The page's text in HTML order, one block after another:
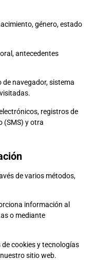
género, estado
antecedentes
de navegador, sistema
registros de
(SMS) y otra
de varios métodos,
información al
o mediante
de cookies y tecnologías
sitio web.